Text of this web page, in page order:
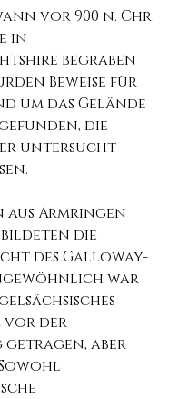
vor 900 n. Chr.
in
begraben
Beweise für
um das Gelände
die
untersucht
aus Armringen
die
des Galloway-
war
vor der
getragen, aber